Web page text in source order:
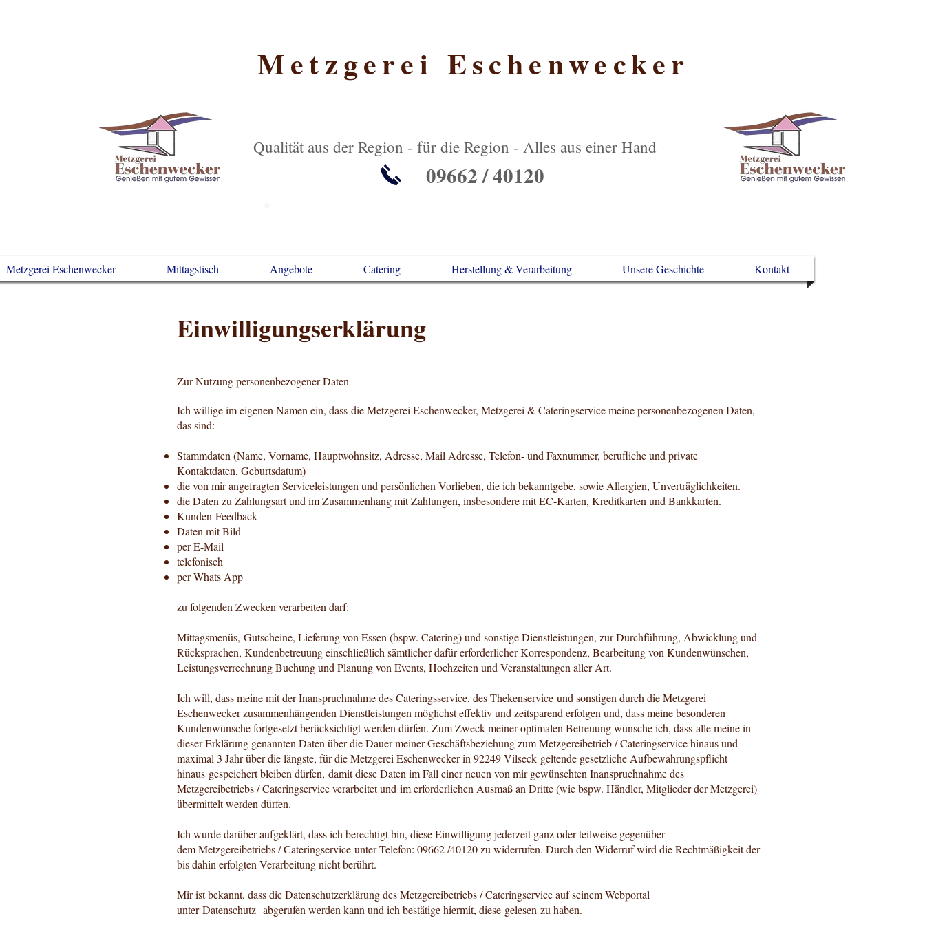
Metzgerei Eschenwecker
Qualität aus der Region - für die Region - Alles aus einer Hand
09662 / 40120
Einwilligungserklärung
Zur Nutzung personenbezogener Daten
Ich willige im eigenen Namen ein, dass die Metzgerei Eschenwecker, Metzgerei & Cateringservice meine personenbezogenen Daten,
das sind:
Stammdaten (Name, Vorname, Hauptwohnsitz, Adresse, Mail Adresse, Telefon- und Faxnummer, berufliche und private
Kontaktdaten, Geburtsdatum)
die von mir angefragten Serviceleistungen und persönlichen Vorlieben, die ich bekanntgebe, sowie Allergien, Unverträglichkeiten.
die Daten zu Zahlungsart und im Zusammenhang mit Zahlungen, insbesondere mit EC-Karten, Kreditkarten und Bankkarten.
Kunden-Feedback
Daten mit Bild
per E-Mail
telefonisch
per Whats App
zu folgenden Zwecken verarbeiten darf:
Mittagsmenüs, Gutscheine, Lieferung von Essen (bspw. Catering) und sonstige Dienstleistungen, zur Durchführung, Abwicklung und
Rücksprachen, Kundenbetreuung einschließlich sämtlicher dafür erforderlicher Korrespondenz, Bearbeitung von Kundenwünschen,
Leistungsverrechnung Buchung und Planung von Events, Hochzeiten und Veranstaltungen aller Art.
Ich will, dass meine mit der Inanspruchnahme des Cateringsservice, des Thekenservice und sonstigen durch die Metzgerei
Eschenwecker zusammenhängenden Dienstleistungen möglichst effektiv und zeitsparend erfolgen und, dass meine besonderen
Kundenwünsche fortgesetzt berücksichtigt werden dürfen. Zum Zweck meiner optimalen Betreuung wünsche ich, dass alle meine in
dieser Erklärung genannten Daten über die Dauer meiner Geschäftsbeziehung zum Metzgereibetrieb / Cateringservice hinaus und
maximal 3 Jahr über die längste, für die Metzgerei Eschenwecker in 92249 Vilseck geltende gesetzliche Aufbewahrungspflicht
hinaus gespeichert bleiben dürfen, damit diese Daten im Fall einer neuen von mir gewünschten Inanspruchnahme des
Metzgereibetriebs / Cateringservice verarbeitet und im erforderlichen Ausmaß an Dritte (wie bspw. Händler, Mitglieder der Metzgerei)
übermittelt werden dürfen.
Ich wurde darüber aufgeklärt, dass ich berechtigt bin, diese Einwilligung jederzeit ganz oder teilweise gegenüber
dem Metzgereibetriebs / Cateringservice unter Telefon: 09662 /40120 zu widerrufen. Durch den Widerruf wird die Rechtmäßigkeit der
bis dahin erfolgten Verarbeitung nicht berührt.
Mir ist bekannt, dass die Datenschutzerklärung des Metzgereibetriebs / Cateringservice auf seinem Webportal
unterDatenschutz abgerufen werden kann und ich bestätige hiermit, diese gelesen zu haben.
Metzgerei Eschenwecker Mittagstisch Angebote Catering Herstellung & Verarbeitung Unsere Geschichte Kontakt